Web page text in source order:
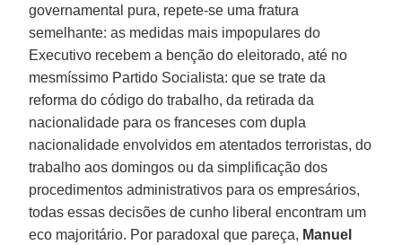
governamental pura, repete-se uma fratura
semelhante: as medidas mais impopulares do
Executivo recebem a benção do eleitorado, até no
mesmíssimo Partido Socialista: que se trate da
reforma do código do trabalho, da retirada da
nacionalidade para os franceses com dupla
nacionalidade envolvidos em atentados terroristas, do
trabalho aos domingos ou da simplificação dos
procedimentos administrativos para os empresários,
todas essas decisões de cunho liberal encontram um
eco majoritário. Por paradoxal que pareça, Manuel